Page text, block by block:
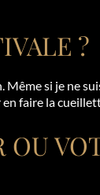
?
si je ne
en faire la
OU